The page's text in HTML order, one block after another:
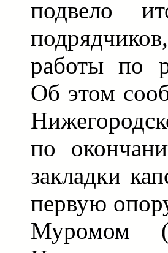
подвело
работы по
Об этом
по
закладки
первую
Муромом